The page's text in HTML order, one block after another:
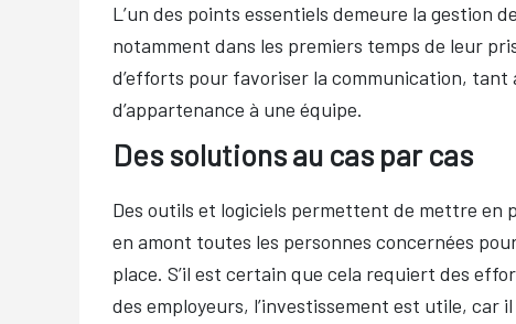
L’un des points essentiels demeure la gestion
notamment dans les premiers temps de leur
d’efforts pour favoriser la communication,
d’appartenance à une équipe.
Des solutions au cas par cas
Des outils et logiciels permettent de mettre en
en amont toutes les personnes concernées
place. S’il est certain que cela requiert des
des employeurs, l’investissement est utile, car